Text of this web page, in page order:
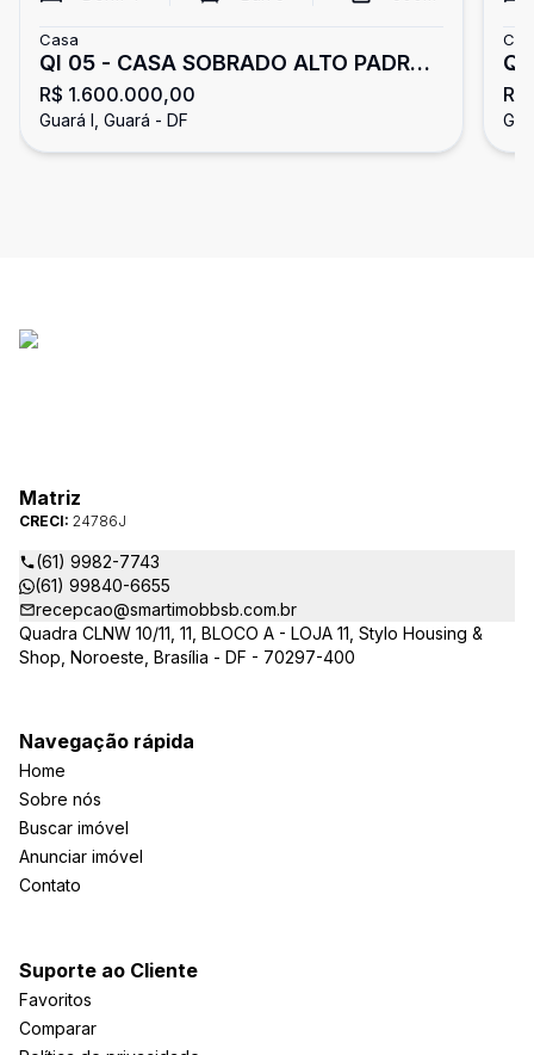
Casa
QI 05 - CASA SOBRADO ALTO PADRÃO
4 QUARTOS 2 SUÍTES LAZER ACEITA
FINANCIAMENTO E FGTS PERMUTA
R$ 1.600.000,00
Guará I, Guará - DF
QI
2
Matriz
CRECI: 24786J
(61) 9982-7743
(61) 99840-6655
recepcao@smartimobbsb.com.br
Quadra CLNW 10/11, 11, BLOCO A - LOJA 11, Stylo Housing &
Shop, Noroeste, Brasília - DF - 70297-400
Navegação rápida
Home
Sobre nós
Buscar imóvel
Anunciar imóvel
Contato
Suporte ao Cliente
Favoritos
Comparar